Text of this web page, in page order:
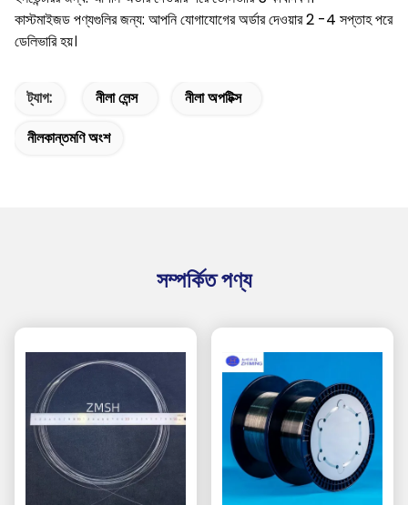
কাস্টমাইজড পণ্যগুলির জন্য: আপনি যোগাযোগের অর্ডার দেওয়ার 2 -4 সপ্তাহ পরে
ডেলিভারি হয়।
ট্যাগ: নীলা লেন্স
নীলা অপটিক্স
নীলকান্তমণি অংশ
সম্পর্কিত পণ্য